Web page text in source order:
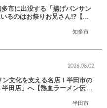
知多市
市に出没する「揚げパンサン
るのはお祭りお兄さん!?【ち
半田市
2026.08.02
文化を支える名店！半田市の
半田店」へ【熱血ラーメン伝 8